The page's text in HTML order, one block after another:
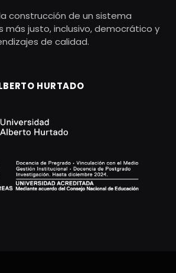
construcción de un sistema
más justo, inclusivo, democrático y
de calidad.
HURTADO